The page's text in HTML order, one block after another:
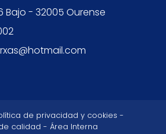
Bajo - 32005 Ourense
de privacidad y cookies -
calidad - Área Interna